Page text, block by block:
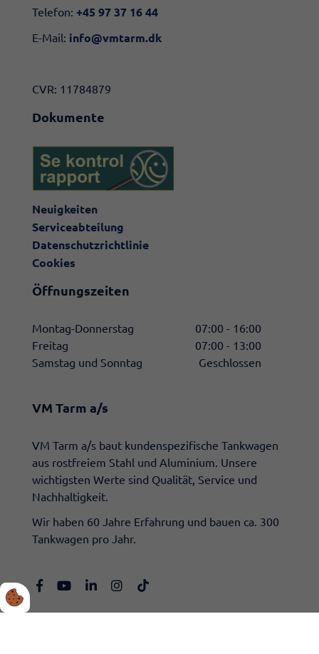
Telefon: +45 97 37 16 44
E-Mail: info@vmtarm.dk
CVR: 11784879
Dokumente
Neuigkeiten
Serviceabteilung
Datenschutzrichtlinie
Cookies
Öffnungszeiten
Montag-Donnerstag
07:00 - 16:00
Freitag
07:00 - 13:00
Samstag und Sonntag
Geschlossen
VM Tarm a/s
​VM Tarm a/s baut kundenspezifische Tankwagen
aus rostfreiem Stahl und Aluminium. Unsere
wichtigsten Werte sind Qualität, Service und
Nachhaltigkeit.
Wir haben 60 Jahre Erfahrung und bauen ca. 300
Tankwagen pro Jahr.